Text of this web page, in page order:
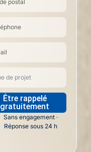
Être rappelé
gratuitement
Sans engagement ·
Réponse sous 24 h